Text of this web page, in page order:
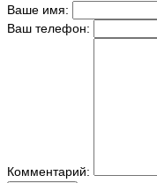
Ваше имя:
Ваш телефон:
Комментарий: